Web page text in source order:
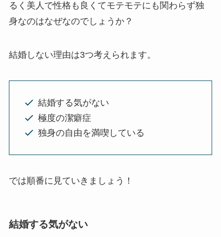
るく美人で性格も良くてモテモテにも関わらず独
身なのはなぜなのでしょうか？
結婚しない理由は3つ考えられます。
結婚する気がない
極度の潔癖症
独身の自由を満喫している
では順番に見ていきましょう！
結婚する気がない